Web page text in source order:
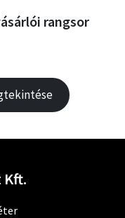
rangsor
Kft.